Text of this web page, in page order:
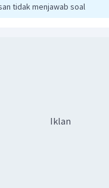
tidak menjawab soal
Iklan